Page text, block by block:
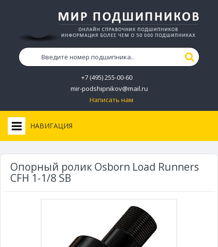
+7 (495) 255-00-60
mir-podshipnikov@mail.ru
Написать нам
НАВИГАЦИЯ
Опорный ролик Osborn Load Runners
CFH 1-1/8 SB